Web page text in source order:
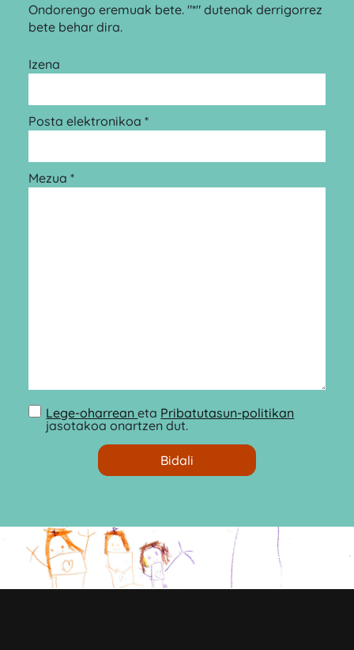
Ondorengo eremuak bete. "*" dutenak derrigorrez
bete behar dira.
Izena
Posta elektronikoa *
Mezua *
Lege-oharreaneta Pribatutasun-politikan
jasotakoa onartzen dut.